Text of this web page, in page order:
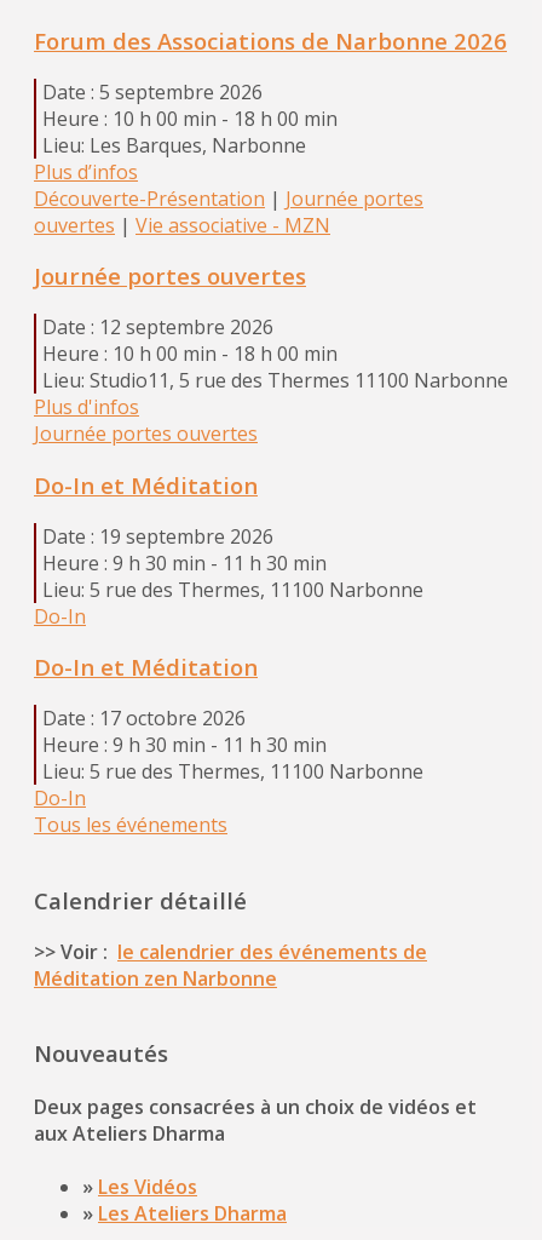
Forum des Associations de Narbonne 2026
Date : 5 septembre 2026
Heure : 10 h 00 min - 18 h 00 min
Lieu: Les Barques, Narbonne
Plus d’infos
Découverte-Présentation | Journée portes
ouvertes | Vie associative - MZN
Journée portes ouvertes
Date : 12 septembre 2026
Heure : 10 h 00 min - 18 h 00 min
Lieu: Studio11, 5 rue des Thermes 11100 Narbonne
Plus d'infos
Journée portes ouvertes
Do-In et Méditation
Date : 19 septembre 2026
Heure : 9 h 30 min - 11 h 30 min
Lieu: 5 rue des Thermes, 11100 Narbonne
Do-In
Do-In et Méditation
Date : 17 octobre 2026
Heure : 9 h 30 min - 11 h 30 min
Lieu: 5 rue des Thermes, 11100 Narbonne
Do-In
Tous les événements
Calendrier détaillé
>> Voir : le calendrier des événements de
Méditation zen Narbonne
Nouveautés
Deux pages consacrées à un choix de vidéos et
aux Ateliers Dharma
» Les Vidéos
» Les Ateliers Dharma